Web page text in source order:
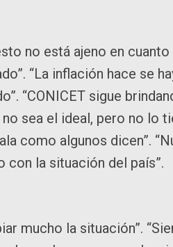
no está ajeno en
“La inflación hace se
“CONICET sigue
sea el ideal, pero no lo
como algunos dicen”.
con la situación del país”.
mucho la situación”.